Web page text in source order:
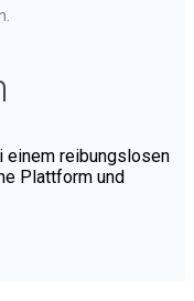
einem reibungslosen
Plattform und